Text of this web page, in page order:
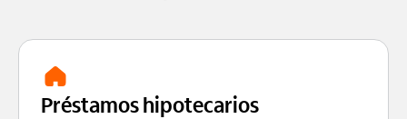
Préstamos hipotecarios